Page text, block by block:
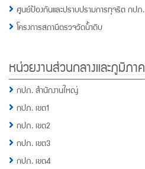
ศูนย์ป้องกันและปราบปรามการทุจริต กปภ.
โครงการสถานีตรวจวัดน้ำดิบ
หน่วยงานส่วนกลางและภูมิภาค
กปภ. สำนักงานใหญ่
กปภ. เขต1
กปภ. เขต2
กปภ. เขต3
กปภ. เขต4